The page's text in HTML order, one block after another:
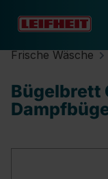
Zum Hauptinhalt
Frische Wäsche
Bügelbrett